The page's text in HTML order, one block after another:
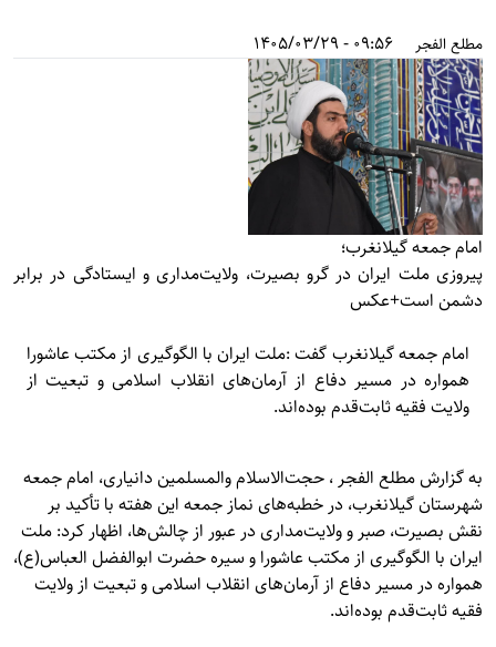
مطلع الفجر 09:56 - 1405/03/29
امام جمعه گیلانغرب؛
پیروزی ملت ایران در گرو بصیرت، ولایت‌مداری و ایستادگی در برابر
دشمن است+عکس
امام جمعه گیلانغرب گفت :ملت ایران با الگوگیری از مکتب عاشورا
همواره در مسیر دفاع از آرمان‌های انقلاب اسلامی و تبعیت از
ولایت فقیه ثابت‌قدم بوده‌اند.
به گزارشمطلع الفجر ، حجت‌الاسلام والمسلمین دانیاری، امام جمعه
شهرستان گیلانغرب، در خطبه‌های نماز جمعه این هفته با تأکید بر
نقش بصیرت، صبر و ولایت‌مداری در عبور از چالش‌ها، اظهار کرد: ملت
ایران با الگوگیری از مکتب عاشورا و سیره حضرت ابوالفضل العباس(ع)،
همواره در مسیر دفاع از آرمان‌های انقلاب اسلامی و تبعیت از ولایت
فقیه ثابت‌قدم بوده‌اند.